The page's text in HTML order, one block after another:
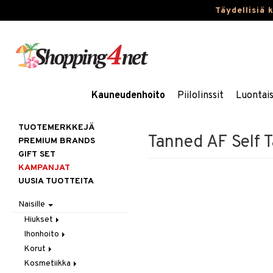
Täydellisiä
Kauneudenhoito Piilolinssit
Tanned AF Self
TUOTEMERKKEJÄ
PREMIUM BRANDS
GIFT SET
KAMPANJAT
UUSIA TUOTTEITA
Naisille
Hiukset
Gift Set
Harjat / Kammat
Hiuskuurit
Ihonhoito
Aurinkotuotteet
Erikoistuotteet
Korut
Kaulakorut
Kosmetiikka